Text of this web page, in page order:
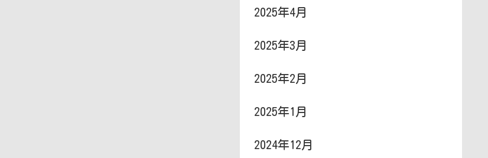
2025年4月
2025年3月
2025年2月
2025年1月
2024年12月